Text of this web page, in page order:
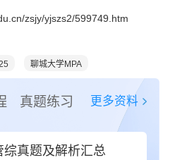
zsjy/yjszs2/599749.htm
聊城大学MPA
真题练习 更多资料
真题及解析汇总